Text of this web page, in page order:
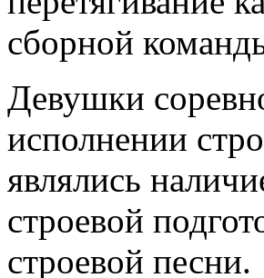
сборной
Девушки
исполнении
являлись
строевой
строевой песни.